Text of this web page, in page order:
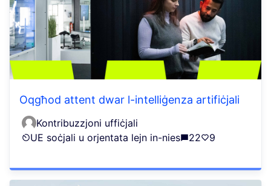
Oqgħod attent dwar l-intelliġenza artifiċjali
Kontribuzzjoni uffiċjali
UE soċjali u orjentata lejn in-nies
22 9